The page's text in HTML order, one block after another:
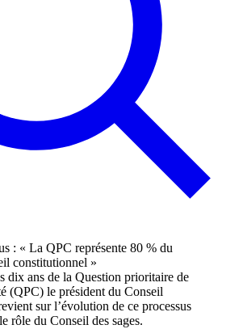
dix ans de la Question prioritaire de
(QPC) le président du Conseil
sur l’évolution de ce processus
rôle du Conseil des sages.